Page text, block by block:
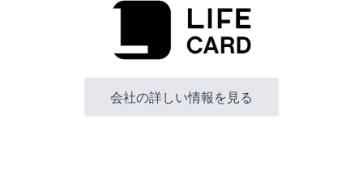
会社の詳しい情報を見る